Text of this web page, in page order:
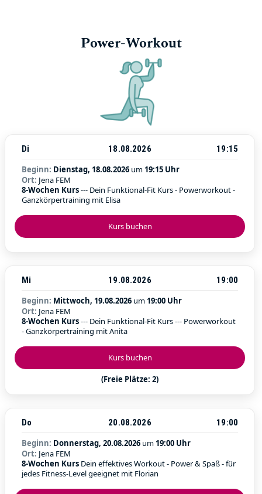
Power-Workout
Kurs buchen
Di 18.08.2026
19:15
Beginn: Dienstag, 18.08.2026 um 19:15 Uhr
Ort: Jena FEM
8-Wochen Kurs--- Dein Funktional-Fit Kurs - Powerworkout -
Ganzkörpertraining mit Elisa
Kurs buchen
(Freie Plätze: 2)
Mi 19.08.2026
19:00
Beginn: Mittwoch, 19.08.2026 um 19:00 Uhr
Ort: Jena FEM
8-Wochen Kurs--- Dein Funktional-Fit Kurs --- Powerworkout
- Ganzkörpertraining mit Anita
Do 20.08.2026
19:00
Beginn: Donnerstag, 20.08.2026 um 19:00 Uhr
Ort: Jena FEM
8-Wochen Kurs Dein effektives Workout - Power & Spaß - für
jedes Fitness-Level geeignet mit Florian